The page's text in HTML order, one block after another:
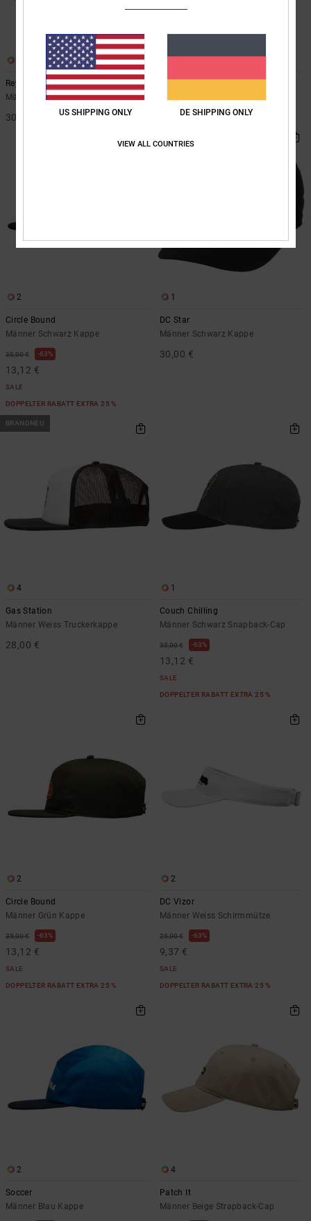
Reynotts
Männer Beige Kappe
30,00 € 35,00 €
2
Circle Bound
Männer Schwarz Kappe
35,00 € 63%
13,12 €
SALE
DOPPELTER RABATT EXTRA 25 %
1
DC Star
Männer Schwarz Kappe
30,00 €
BRANDNEU
4
Gas Station
Männer Weiss Truckerkappe
28,00 €
1
Couch Chilling
Männer Schwarz Snapback-Cap
35,00 € 63%
13,12 €
SALE
DOPPELTER RABATT EXTRA 25 %
2
Circle Bound
Männer Grün Kappe
35,00 € 63%
13,12 €
SALE
DOPPELTER RABATT EXTRA 25 %
2
DC Vizor
Männer Weiss Schirmmütze
25,00 € 63%
9,37 €
SALE
DOPPELTER RABATT EXTRA 25 %
2
Soccer
Männer Blau Kappe
4
Patch It
Männer Beige Strapback-Cap
US SHIPPING ONLY DE SHIPPING ONLY
VIEW ALL COUNTRIES